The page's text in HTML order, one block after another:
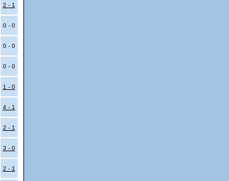
2 - 1
0 - 0
0 - 0
0 - 0
1 - 0
4 - 1
2 - 1
3 - 0
2 - 1